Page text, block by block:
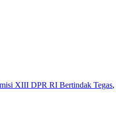
XIII DPR RI Bertindak Tegas,